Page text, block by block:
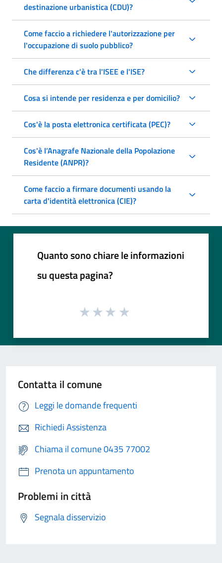
destinazione urbanistica (CDU)?
Come faccio a richiedere l'autorizzazione per
l'occupazione di suolo pubblico?
Che differenza c'è tra l'ISEE e l'ISE?
Cosa si intende per residenza e per domicilio?
Cos'è la posta elettronica certificata (PEC)?
Cos'è l’Anagrafe Nazionale della Popolazione
Residente (ANPR)?
Come faccio a firmare documenti usando la
carta d'identità elettronica (CIE)?
Quanto sono chiare le informazioni
su questa pagina?
Contatta il comune
Leggi le domande frequenti
Richiedi Assistenza
Chiama il comune 0435 77002
Prenota un appuntamento
Problemi in città
Segnala disservizio